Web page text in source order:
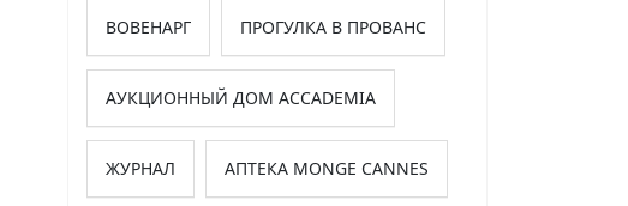
ВОВЕНАРГ ПРОГУЛКА В ПРОВАНС
АУКЦИОННЫЙ ДОМ ACCADEMIA
ЖУРНАЛ АПТЕКА MONGE CANNES